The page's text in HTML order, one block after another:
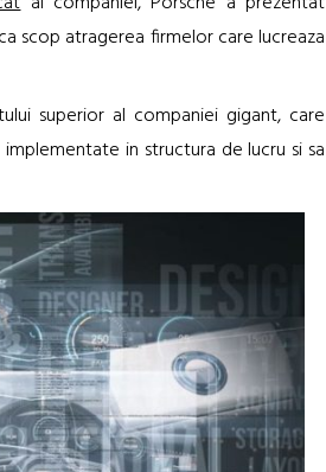
scop atragerea firmelor care lucreaza
superior al companiei gigant, care
in structura de lucru si sa